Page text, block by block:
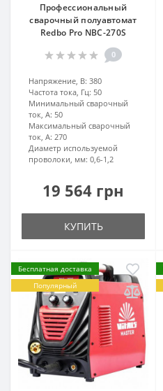
Профессиональный
сварочный полуавтомат
Redbo Pro NBC-270S
0
Напряжение, В: 380
Частота тока, Гц: 50
Минимальный сварочный
ток, А: 50
Максимальный сварочный
ток, А: 270
Диаметр используемой
проволоки, мм: 0,6-1,2
19 564 грн
КУПИТЬ
Бесплатная доставка
Популярный